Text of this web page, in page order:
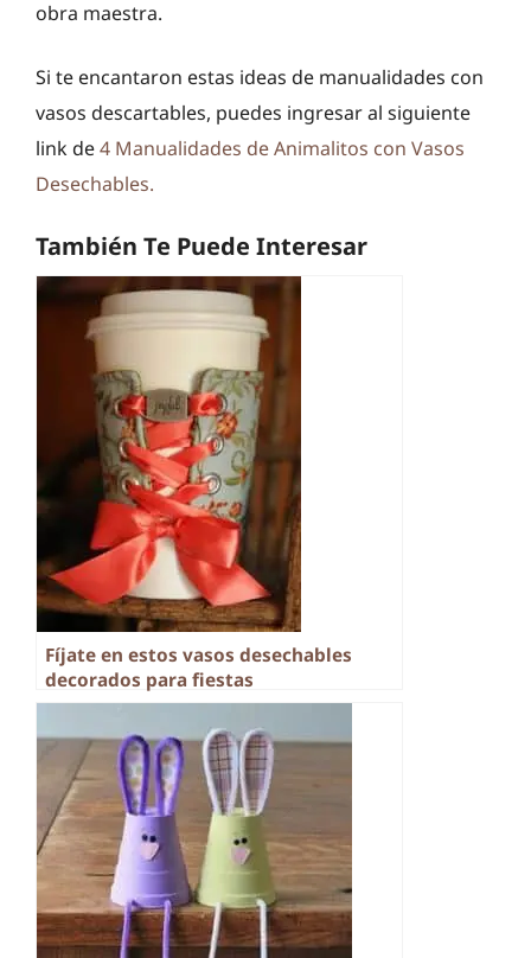
obra maestra.
Si te encantaron estas ideas de manualidades con
vasos descartables, puedes ingresar al siguiente
link de4 Manualidades de Animalitos con Vasos
Desechables.
También Te Puede Interesar
Fíjate en estos vasos desechables
decorados para fiestas